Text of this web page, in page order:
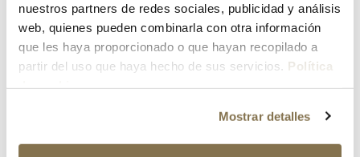
nuestros partners de redes sociales, publicidad y análisis
web, quienes pueden combinarla con otra información
que les haya proporcionado o que hayan recopilado a
partir del uso que haya hecho de sus servicios. Política
Mostrar detalles
¿Has olvidado tu contraseña?